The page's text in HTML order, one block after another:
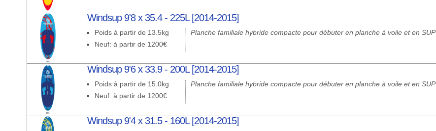
Windsup 9'8 x 35.4 - 225L [2014-2015]
Poids à partir de 13.5kg
Neuf: à partir de 1200€
Planche familiale hybride compacte pour débuter en planche à voile et en SUP
Windsup 9'6 x 33.9 - 200L [2014-2015]
Poids à partir de 15.0kg
Neuf: à partir de 1200€
Planche familiale hybride compacte pour débuter en planche à voile et en SUP
Windsup 9'4 x 31.5 - 160L [2014-2015]